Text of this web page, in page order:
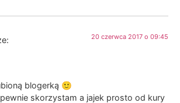
20 czerwca 2017 o 09:45
blogerką 🙂
skorzystam a jajek prosto od kury